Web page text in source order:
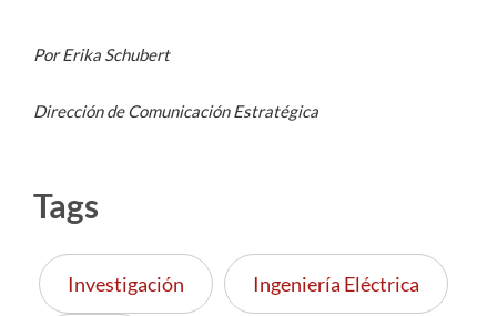
Por Erika Schubert
Dirección de Comunicación Estratégica
Tags
Investigación Ingeniería Eléctrica